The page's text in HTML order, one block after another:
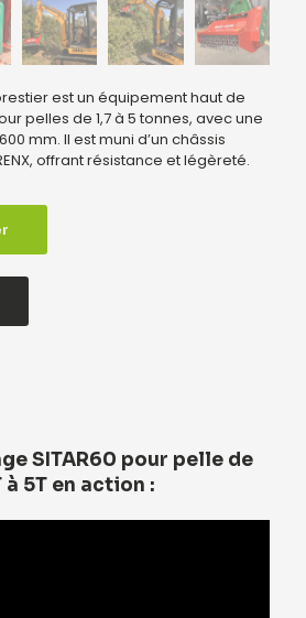
est un équipement haut de
pelles de 1,7 à 5 tonnes, avec une
mm. Il est muni d’un châssis
offrant résistance et légèreté.
SITAR60 pour pelle de
à 5T en action :